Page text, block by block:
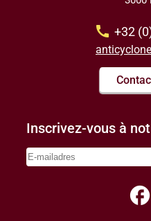
call +32
Inscrivez-vous à
facebook